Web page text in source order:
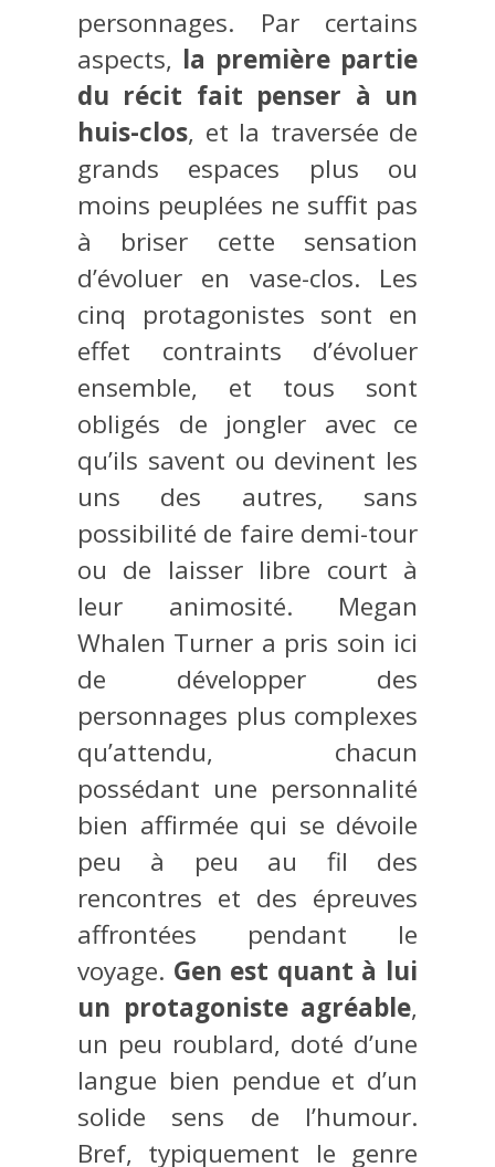
personnages. Par certains
aspects, la première partie
du récit fait penser à un
huis-clos, et la traversée de
grands espaces plus ou
moins peuplées ne suffit pas
à briser cette sensation
d’évoluer en vase-clos. Les
cinq protagonistes sont en
effet contraints d’évoluer
ensemble, et tous sont
obligés de jongler avec ce
qu’ils savent ou devinent les
uns des autres, sans
possibilité de faire demi-tour
ou de laisser libre court à
leur animosité. Megan
Whalen Turner a pris soin ici
de développer des
personnages plus complexes
qu’attendu, chacun
possédant une personnalité
bien affirmée qui se dévoile
peu à peu au fil des
rencontres et des épreuves
affrontées pendant le
voyage. Gen est quant à lui
un protagoniste agréable,
un peu roublard, doté d’une
langue bien pendue et d’un
solide sens de l’humour.
Bref, typiquement le genre